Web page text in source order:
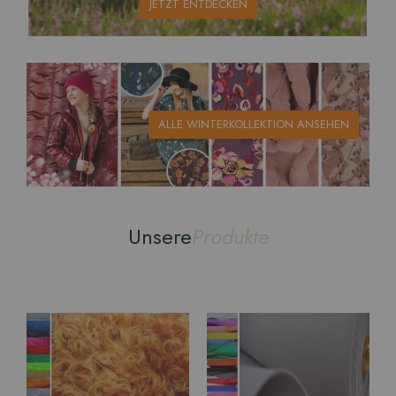
JETZT ENTDECKEN
ALLE WINTERKOLLEKTION ANSEHEN
UnsereProdukte